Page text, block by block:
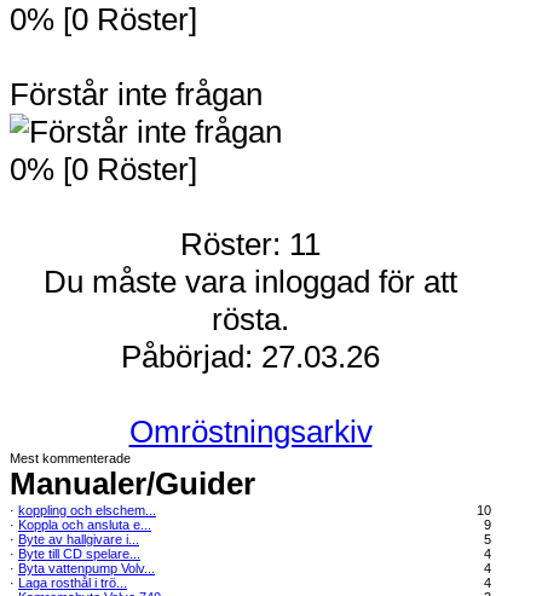
0% [0 Röster]
Förstår inte frågan
0% [0 Röster]
Röster: 11
Du måste vara inloggad för att
rösta.
Påbörjad: 27.03.26
Omröstningsarkiv
Mest kommenterade
Manualer/Guider
· koppling och elschem...
10
· Koppla och ansluta e...
9
· Byte av hallgivare i...
5
· Byte till CD spelare...
4
· Byta vattenpump Volv...
4
· Laga rosthål i trö...
4